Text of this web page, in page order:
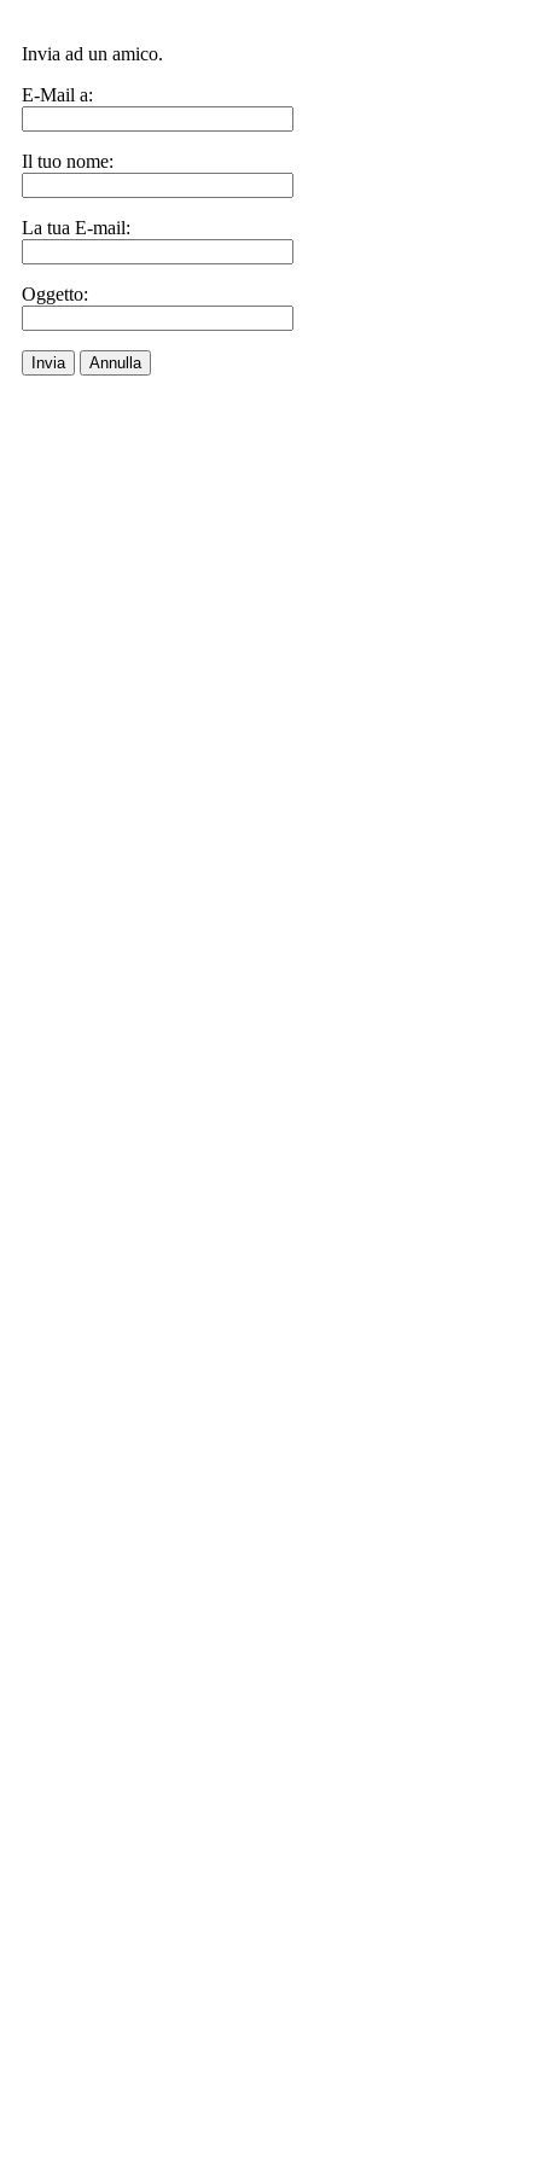
Invia ad un amico.
E-Mail a:
Il tuo nome:
La tua E-mail:
Oggetto:
Invia Annulla